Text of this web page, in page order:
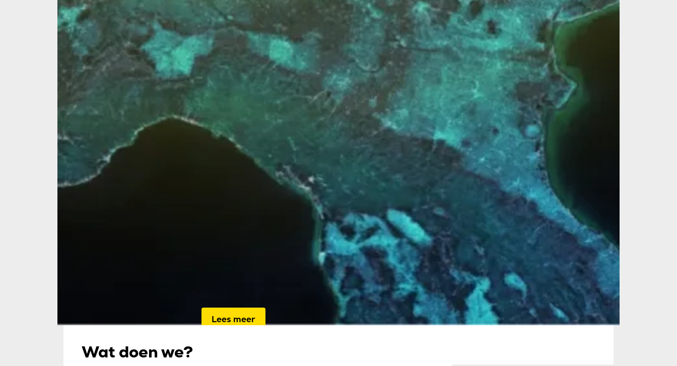
Wij leveren duurzame datacenter- en
connectiviteitsoplossingen in Nederland, Duitsland en
Zwitserland. Met onze focus op betrokkenheid en
persoonlijke service staan we altijd dicht bij u.
Lees meer
Wat doen we?